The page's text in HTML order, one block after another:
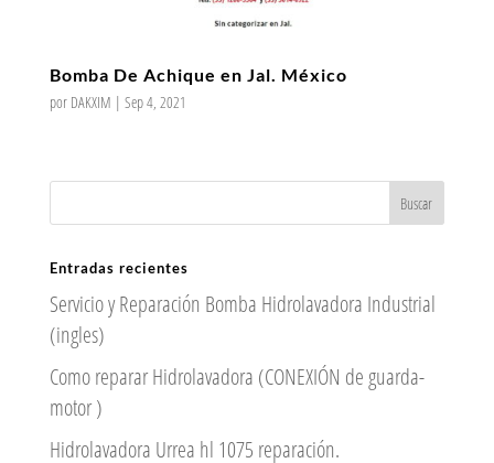
Bomba De Achique en Jal. México
por DAKXIM | Sep 4, 2021
Entradas recientes
Servicio y Reparación Bomba Hidrolavadora Industrial
(ingles)
Como reparar Hidrolavadora (CONEXIÓN de guarda-
motor )
Hidrolavadora Urrea hl 1075 reparación.